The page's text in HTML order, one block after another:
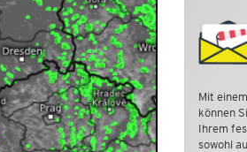
Mit
können
Ihrem
sowohl